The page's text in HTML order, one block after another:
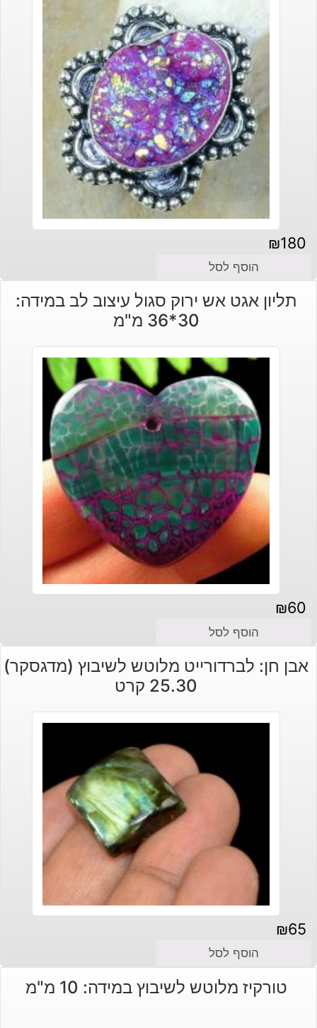
₪180
הוסף לסל
תליון אגט אש ירוק סגול עיצוב לב במידה:
30*36 מ"מ
₪60
הוסף לסל
אבן חן: לברדורייט מלוטש לשיבוץ (מדגסקר)
25.30 קרט
₪65
הוסף לסל
טורקיז מלוטש לשיבוץ במידה: 10 מ"מ